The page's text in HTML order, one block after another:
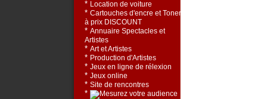
* Location de voiture
* Cartouches d'encre et Toners
à prix DISCOUNT
* Annuaire Spectacles et
Artistes
* Art et Artistes
* Production d'Artistes
* Jeux en ligne de rélexion
* Jeux online
* Site de rencontres
*